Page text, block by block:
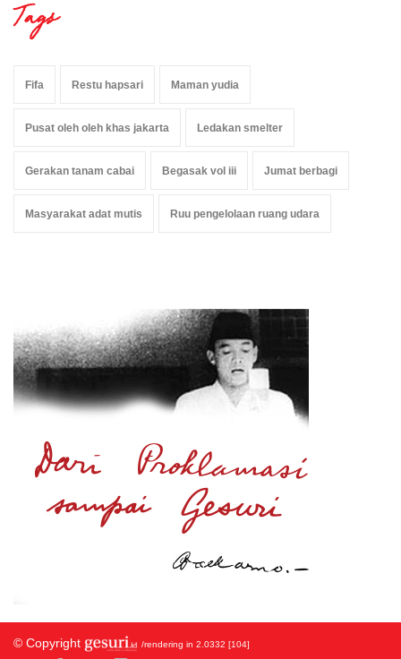
Tags
Fifa Restu hapsari Maman yudia
Pusat oleh oleh khas jakarta Ledakan smelter
Gerakan tanam cabai Begasak vol iii Jumat berbagi
Masyarakat adat mutis Ruu pengelolaan ruang udara
© Copyright /rendering in 2.0332 [104]